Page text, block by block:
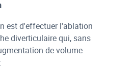
est d'effectuer l'ablation
diverticulaire qui, sans
de volume